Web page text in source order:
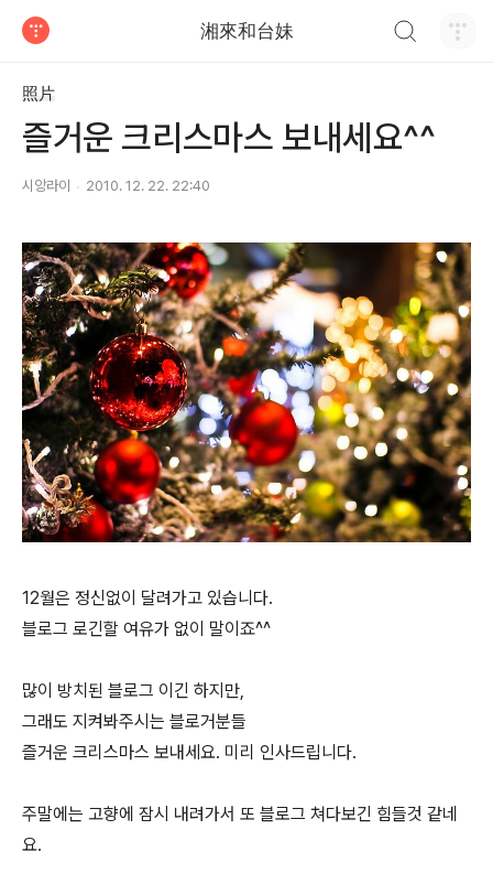
湘來和台妹
照片
즐거운 크리스마스 보내세요^^
시앙라이 2010. 12. 22. 22:40
12월은 정신없이 달려가고 있습니다.
블로그 로긴할 여유가 없이 말이죠^^
많이 방치된 블로그 이긴 하지만,
그래도 지켜봐주시는 블로거분들
즐거운 크리스마스 보내세요. 미리 인사드립니다.
주말에는 고향에 잠시 내려가서 또 블로그 쳐다보긴 힘들것 같네
요.